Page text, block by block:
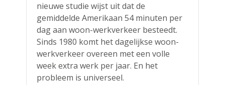
nieuwe studie wijst uit dat de
gemiddelde Amerikaan 54 minuten per
dag aan woon-werkverkeer besteedt.
Sinds 1980 komt het dagelijkse woon-
werkverkeer overeen met een volle
week extra werk per jaar. En het
probleem is universeel.